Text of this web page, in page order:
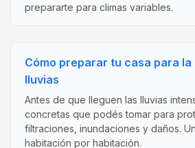
prepararte para climas variables.
Cómo preparar tu casa para
lluvias
Antes de que lleguen las lluvias
concretas que podés tomar para
filtraciones, inundaciones y daños.
habitación por habitación.